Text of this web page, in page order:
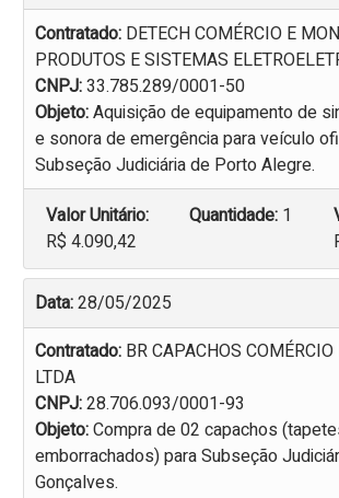
Contratado: DETECH COMÉRCIO E
PRODUTOS E SISTEMAS
CNPJ:33.785.289/0001-50
Objeto:Aquisição de equipamento de
e sonora de emergência para veículo
Subseção Judiciária de Porto Alegre.
Valor Unitário:
R$ 4.090,42
Quantidade: 1
Data:28/05/2025
Contratado: BR CAPACHOS
LTDA
CNPJ:28.706.093/0001-93
Objeto:Compra de 02 capachos
emborrachados) para Subseção
Gonçalves.